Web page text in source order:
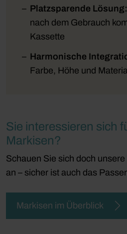
Platzsparende Lösung:
nach dem Gebrauch
Kassette
Harmonische
Farbe, Höhe und
Sie interessieren sich
Markisen?
Schauen Sie sich doch
an – sicher ist auch das
Markisen im Überblick